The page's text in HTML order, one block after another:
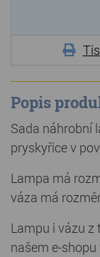
Popis
Sada náhrobní
pryskyřice v
Lampa má
váza má
Lampu i vázu
našem e-shopu